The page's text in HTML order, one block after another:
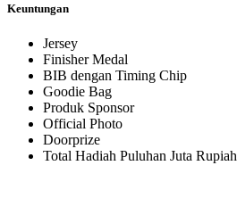
Keuntungan
Jersey
Finisher Medal
BIB dengan Timing Chip
Goodie Bag
Produk Sponsor
Official Photo
Doorprize
Total Hadiah Puluhan Juta Rupiah